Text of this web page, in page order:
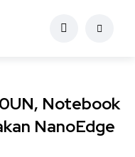
Notebook
NanoEdge